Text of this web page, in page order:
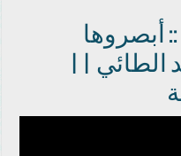
أبصروها
الطائي ||